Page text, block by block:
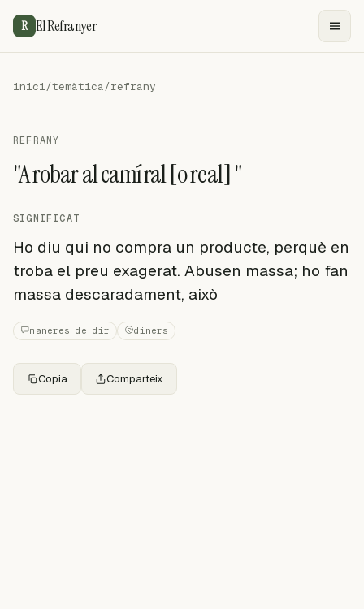
R El Refranyer
inici/temàtica/refrany
REFRANY
"A robar al camí ral [o real] "
SIGNIFICAT
Ho diu qui no compra un producte, perquè en
troba el preu exagerat. Abusen massa; ho fan
massa descaradament, això
maneres de dir diners
Copia Comparteix